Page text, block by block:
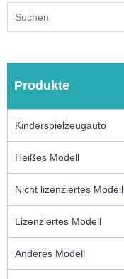
Produkte
Kinderspielzeugauto
Heißes Modell
Nicht lizenziertes Modell
Lizenziertes Modell
Anderes Modell